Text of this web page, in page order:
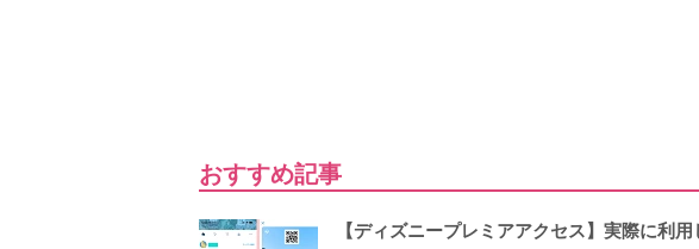
おすすめ記事
【ディズニープレミアアクセス】実際に利